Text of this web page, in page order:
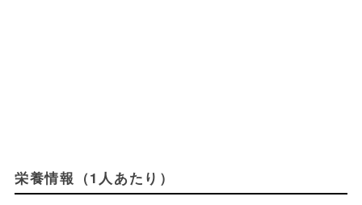
栄養情報（1人あたり）